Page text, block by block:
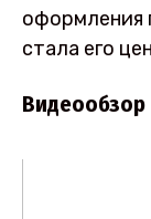
оформления
стала его
Видеообзор